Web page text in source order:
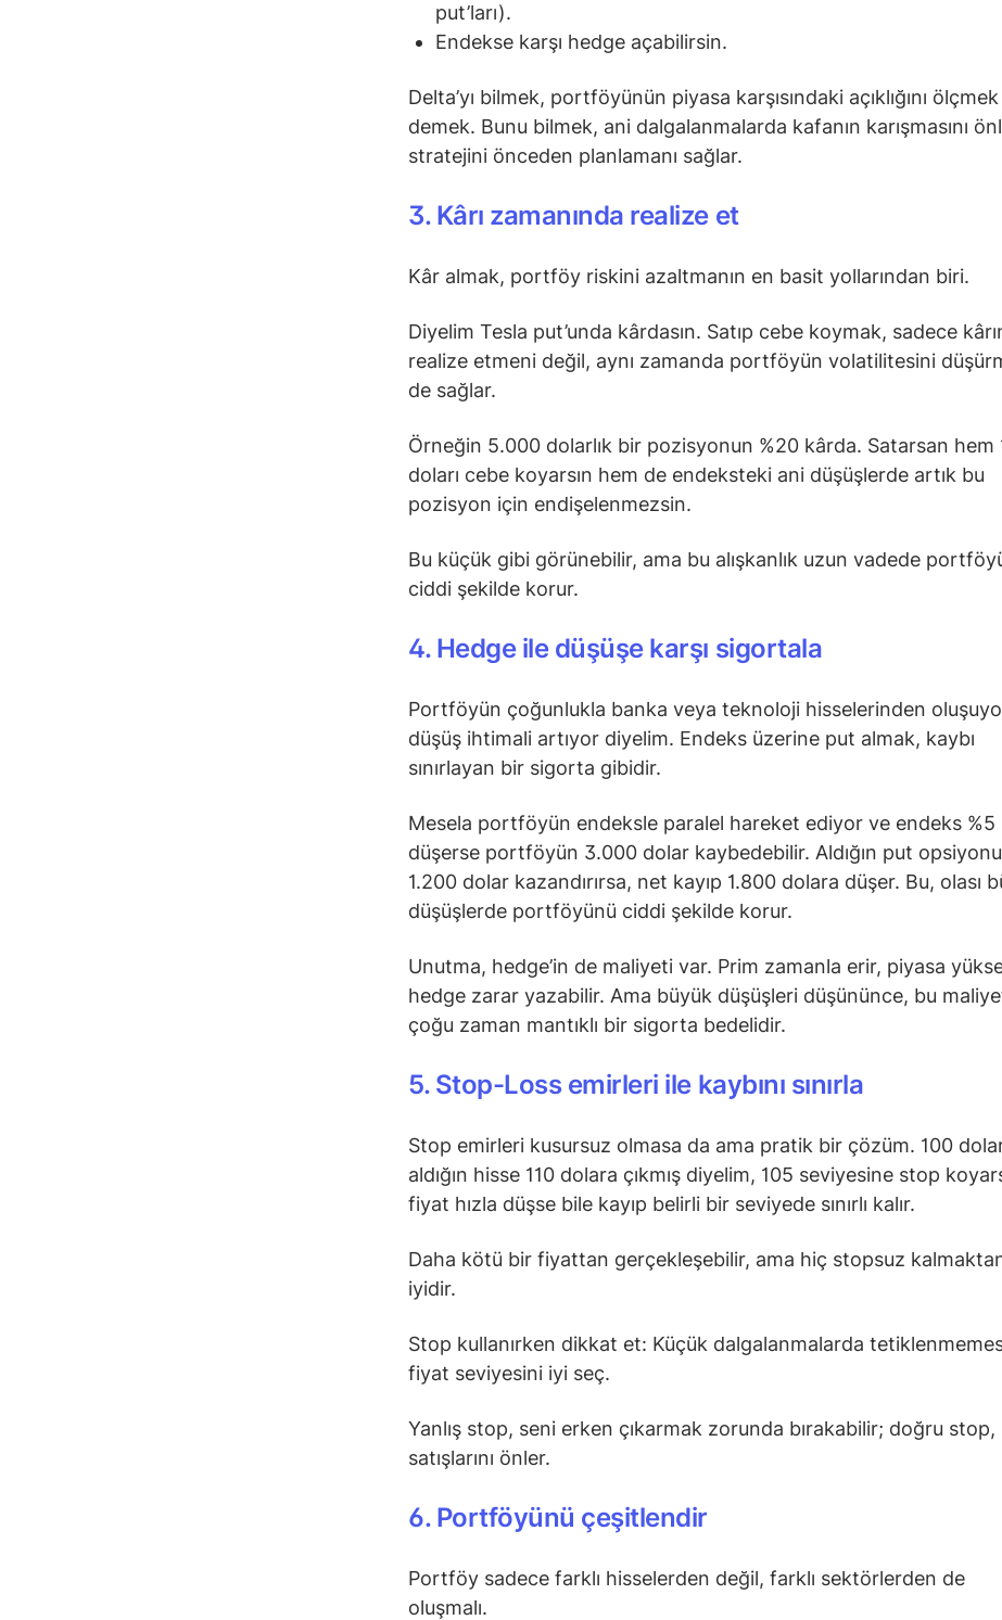
put’ları).
Endekse karşı hedge açabilirsin.
Delta’yı bilmek, portföyünün piyasa karşısındaki açıklığını ölçmek
demek. Bunu bilmek, ani dalgalanmalarda kafanın karışmasını
stratejini önceden planlamanı sağlar.
3. Kârı zamanında realize et
Kâr almak, portföy riskini azaltmanın en basit yollarından biri.
Diyelim Tesla put’unda kârdasın. Satıp cebe koymak, sadece
realize etmeni değil, aynı zamanda portföyün volatilitesini
de sağlar.
Örneğin 5.000 dolarlık bir pozisyonun %20 kârda. Satarsan hem
doları cebe koyarsın hem de endeksteki ani düşüşlerde artık bu
pozisyon için endişelenmezsin.
Bu küçük gibi görünebilir, ama bu alışkanlık uzun vadede
ciddi şekilde korur.
4. Hedge ile düşüşe karşı sigortala
Portföyün çoğunlukla banka veya teknoloji hisselerinden
düşüş ihtimali artıyor diyelim. Endeks üzerine put almak, kaybı
sınırlayan bir sigorta gibidir.
Mesela portföyün endeksle paralel hareket ediyor ve endeks %5
düşerse portföyün 3.000 dolar kaybedebilir. Aldığın put opsiyonu
1.200 dolar kazandırırsa, net kayıp 1.800 dolara düşer. Bu, olası
düşüşlerde portföyünü ciddi şekilde korur.
Unutma, hedge’in de maliyeti var. Prim zamanla erir, piyasa
hedge zarar yazabilir. Ama büyük düşüşleri düşününce, bu
çoğu zaman mantıklı bir sigorta bedelidir.
5. Stop-Loss emirleri ile kaybını sınırla
Stop emirleri kusursuz olmasa da ama pratik bir çözüm. 100
aldığın hisse 110 dolara çıkmış diyelim, 105 seviyesine stop
fiyat hızla düşse bile kayıp belirli bir seviyede sınırlı kalır.
Daha kötü bir fiyattan gerçekleşebilir, ama hiç stopsuz
iyidir.
Stop kullanırken dikkat et: Küçük dalgalanmalarda
fiyat seviyesini iyi seç.
Yanlış stop, seni erken çıkarmak zorunda bırakabilir; doğru
satışlarını önler.
6. Portföyünü çeşitlendir
Portföy sadece farklı hisselerden değil, farklı sektörlerden de
oluşmalı.